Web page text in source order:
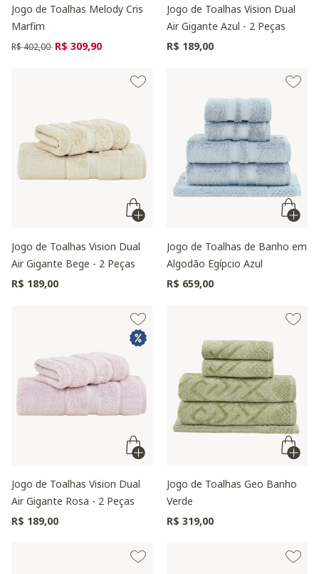
Jogo de Toalhas Melody Cris
Marfim
Preço reduzido de
R$ 402,00 para
R$ 309,90
Jogo de Toalhas Vision Dual
Air Gigante Azul - 2 Peças
R$ 189,00
Jogo de Toalhas Vision Dual
Air Gigante Bege - 2 Peças
R$ 189,00
Jogo de Toalhas de Banho em
Algodão Egípcio Azul
R$ 659,00
Jogo de Toalhas Vision Dual
Air Gigante Rosa - 2 Peças
R$ 189,00
Jogo de Toalhas Geo Banho
Verde
R$ 319,00